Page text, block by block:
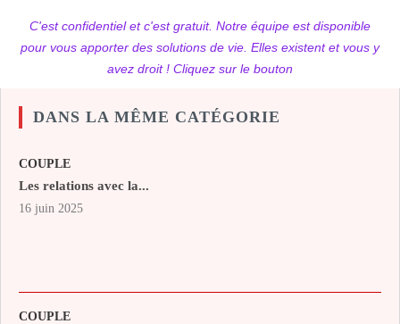
C'est confidentiel et c'est gratuit. Notre équipe est disponible
pour vous apporter des solutions de vie. Elles existent et vous y
avez droit ! Cliquez sur le bouton
DANS LA MÊME CATÉGORIE
COUPLE
Les relations avec la...
16 juin 2025
COUPLE